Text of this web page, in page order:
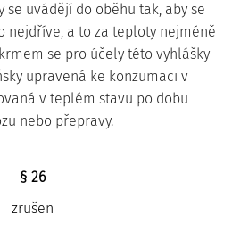
se uvádějí do oběhu tak, aby se
nejdříve, a to za teploty nejméně
se pro účely této vyhlášky
upravená ke konzumaci v
v teplém stavu po dobu
nebo přepravy.
§ 26
zrušen